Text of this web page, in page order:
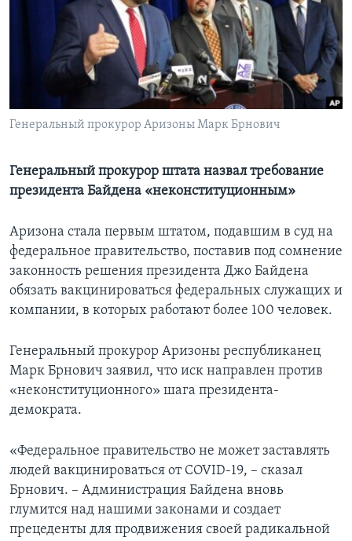
Learning English
СОЦИАЛЬНЫЕ СЕТИ
Генеральный прокурор Аризоны Марк Брнович
Генеральный прокурор штата назвал требование
президента Байдена «неконституционным»
Аризона стала первым штатом, подавшим в суд на
федеральное правительство, поставив под сомнение
законность решения президента Джо Байдена
обязать вакцинироваться федеральных служащих и
компании, в которых работают более 100 человек.
Генеральный прокурор Аризоны республиканец
Марк Брнович заявил, что иск направлен против
«неконституционного» шага президента-
демократа.
«Федеральное правительство не может заставлять
людей вакцинироваться от COVID-19, – сказал
Брнович. – Администрация Байдена вновь
глумится над нашими законами и создает
прецеденты для продвижения своей радикальной